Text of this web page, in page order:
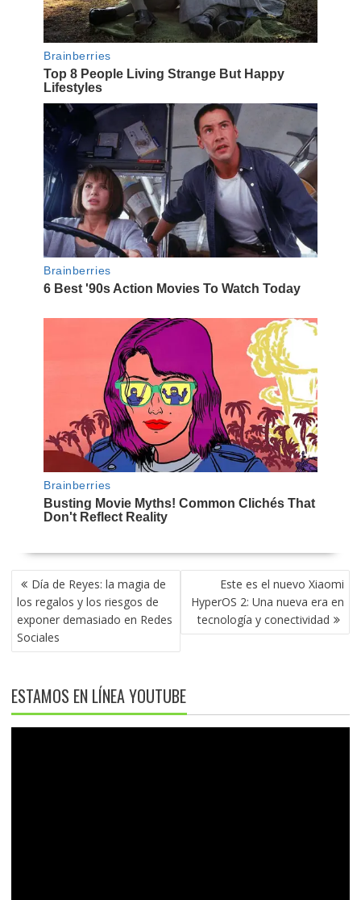
NAVEGACIÓN
DE
ENTRADAS
Día de Reyes: la magia de
los regalos y los riesgos de
exponer demasiado en Redes
Sociales
Este es el nuevo Xiaomi
HyperOS 2: Una nueva era en
tecnología y conectividad
ESTAMOS EN LÍNEA YOUTUBE